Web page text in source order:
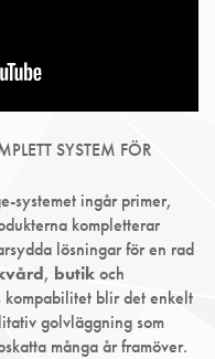
SYSTEM FÖR
systemet ingår primer,
kompletterar
lösningar för en rad
, butikoch
kompabilitet blir det enkelt
golvläggning som
många år framöver.